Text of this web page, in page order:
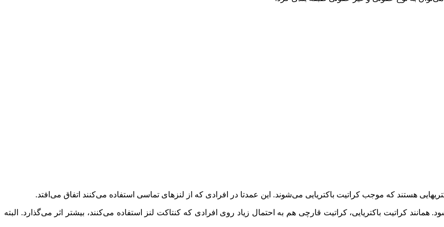
هستند که موجب کراتیت باکتریایی می‌شوند. این عمدتا در افرادی که از لنزهای تماسی استفاده می‌کنند اتفاق می‌افتد.
همانند کراتیت باکتریایی، کراتیت قارچی هم به احتمال زیاد روی افرادی که کنتاکت لنز استفاده می‌کنند، بیشتر اثر می‌گذارد. البته